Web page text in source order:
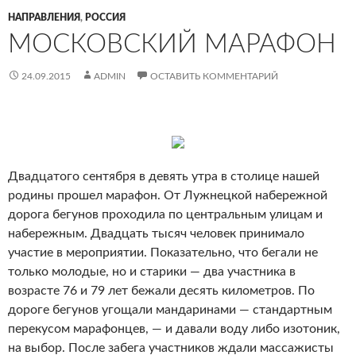
НАПРАВЛЕНИЯ, РОССИЯ
МОСКОВСКИЙ МАРАФОН
24.09.2015 ADMIN ОСТАВИТЬ КОММЕНТАРИЙ
Двадцатого сентября в девять утра в столице нашей
родины прошел марафон. От Лужнецкой набережной
дорога бегунов проходила по центральным улицам и
набережным. Двадцать тысяч человек принимало
участие в мероприятии. Показательно, что бегали не
только молодые, но и старики — два участника в
возрасте 76 и 79 лет бежали десять километров. По
дороге бегунов угощали мандаринами — стандартным
перекусом марафонцев, — и давали воду либо изотоник,
на выбор. После забега участников ждали массажисты